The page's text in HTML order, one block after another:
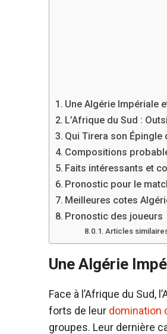
Une Algérie Impériale
L’Afrique du Sud :
Qui Tirera son Épingle
Compositions
Faits intéressants et
Pronostic pour le
Meilleures cotes
Pronostic des joueurs
Articles
Une Algérie
Face à l’Afrique du
forts de leur domination
groupes. Leur dernière